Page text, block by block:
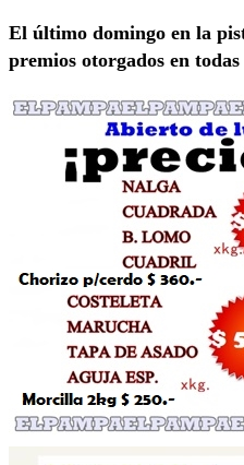
El último domingo en la
premios otorgados en